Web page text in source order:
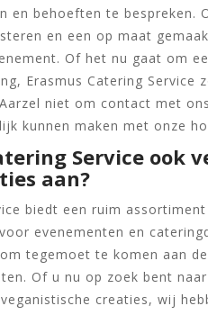
en behoeften te bespreken.
en een op maat
Of het nu gaat om
Erasmus Catering Service
niet om contact met
kunnen maken met onze
Service ook
aan?
biedt een ruim
evenementen en
tegemoet te komen aan
Of u nu op zoek bent
creaties, wij